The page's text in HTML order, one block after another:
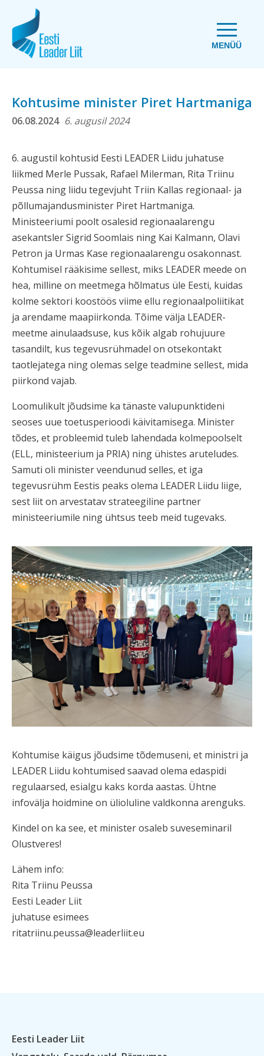
MENÜÜ
Kohtusime minister Piret Hartmaniga
06.08.2024 6. augusil 2024
6. augustil kohtusid Eesti LEADER Liidu juhatuse
liikmed Merle Pussak, Rafael Milerman, Rita Triinu
Peussa ning liidu tegevjuht Triin Kallas regionaal- ja
põllumajandusminister Piret Hartmaniga.
Ministeeriumi poolt osalesid regionaalarengu
asekantsler Sigrid Soomlais ning Kai Kalmann, Olavi
Petron ja Urmas Kase regionaalarengu osakonnast.
Kohtumisel rääkisime sellest, miks LEADER meede on
hea, milline on meetmega hõlmatus üle Eesti, kuidas
kolme sektori koostöös viime ellu regionaalpoliitikat
ja arendame maapiirkonda. Tõime välja LEADER-
meetme ainulaadsuse, kus kõik algab rohujuure
tasandilt, kus tegevusrühmadel on otsekontakt
taotlejatega ning olemas selge teadmine sellest, mida
piirkond vajab.
Loomulikult jõudsime ka tänaste valupunktideni
seoses uue toetusperioodi käivitamisega. Minister
tõdes, et probleemid tuleb lahendada kolmepoolselt
(ELL, ministeerium ja PRIA) ning ühistes aruteludes.
Samuti oli minister veendunud selles, et iga
tegevusrühm Eestis peaks olema LEADER Liidu liige,
sest liit on arvestatav strateegiline partner
ministeeriumile ning ühtsus teeb meid tugevaks.
Kohtumise käigus jõudsime tõdemuseni, et ministri ja
LEADER Liidu kohtumised saavad olema edaspidi
regulaarsed, esialgu kaks korda aastas. Ühtne
infovälja hoidmine on ülioluline valdkonna arenguks.
Kindel on ka see, et minister osaleb suveseminaril
Olustveres!
Lähem info:
Rita Triinu Peussa
Eesti Leader Liit
juhatuse esimees
ritatriinu.peussa@leaderliit.eu
Eesti Leader Liit